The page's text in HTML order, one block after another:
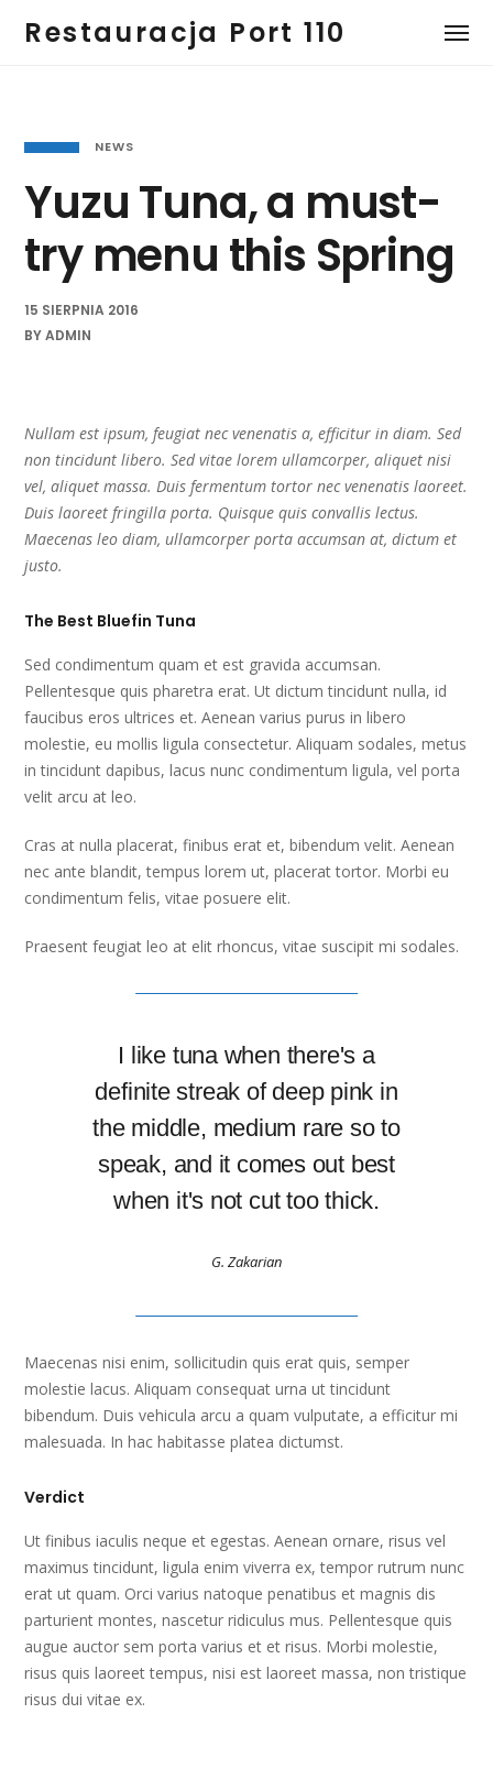
Restauracja Port 110
NEWS
Yuzu Tuna, a must-
try menu this Spring
15 SIERPNIA 2016
BYADMIN
Nullam est ipsum, feugiat nec venenatis a, efficitur in diam. Sed
non tincidunt libero. Sed vitae lorem ullamcorper, aliquet nisi
vel, aliquet massa. Duis fermentum tortor nec venenatis laoreet.
Duis laoreet fringilla porta. Quisque quis convallis lectus.
Maecenas leo diam, ullamcorper porta accumsan at, dictum et
justo.
The Best Bluefin Tuna
Sed condimentum quam et est gravida accumsan.
Pellentesque quis pharetra erat. Ut dictum tincidunt nulla, id
faucibus eros ultrices et. Aenean varius purus in libero
molestie, eu mollis ligula consectetur. Aliquam sodales, metus
in tincidunt dapibus, lacus nunc condimentum ligula, vel porta
velit arcu at leo.
Cras at nulla placerat, finibus erat et, bibendum velit. Aenean
nec ante blandit, tempus lorem ut, placerat tortor. Morbi eu
condimentum felis, vitae posuere elit.
Praesent feugiat leo at elit rhoncus, vitae suscipit mi sodales.
I like tuna when there's a
definite streak of deep pink in
the middle, medium rare so to
speak, and it comes out best
when it's not cut too thick.
G. Zakarian
Maecenas nisi enim, sollicitudin quis erat quis, semper
molestie lacus. Aliquam consequat urna ut tincidunt
bibendum. Duis vehicula arcu a quam vulputate, a efficitur mi
malesuada. In hac habitasse platea dictumst.
Verdict
Ut finibus iaculis neque et egestas. Aenean ornare, risus vel
maximus tincidunt, ligula enim viverra ex, tempor rutrum nunc
erat ut quam. Orci varius natoque penatibus et magnis dis
parturient montes, nascetur ridiculus mus. Pellentesque quis
augue auctor sem porta varius et et risus. Morbi molestie,
risus quis laoreet tempus, nisi est laoreet massa, non tristique
risus dui vitae ex.